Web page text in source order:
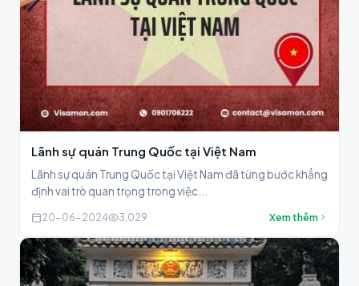
Lãnh sự quán Trung Quốc tại Việt Nam
Lãnh sự quán Trung Quốc tại Việt Nam đã từng bước khẳng
định vai trò quan trọng trong việc...
20-06-2024 3,029 Xem thêm